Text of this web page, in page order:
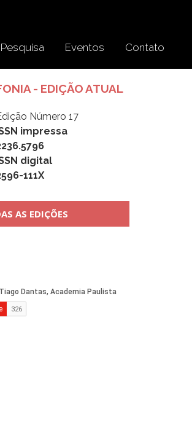
Eventos Contato
- EDIÇÃO ATUAL
Número 17
impressa
digital
111X
AS EDIÇÕES